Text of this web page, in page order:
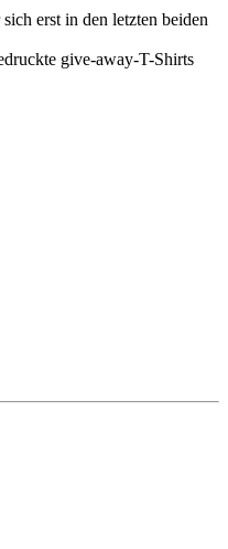
erst in den letzten beiden
give-away-T-Shirts